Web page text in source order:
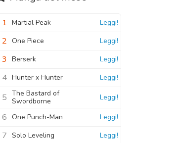
1 Martial Peak Leggi!
2 One Piece Leggi!
3 Berserk Leggi!
4 Hunter x Hunter Leggi!
5 The Bastard of
Swordborne
Leggi!
6 One Punch-Man Leggi!
7 Solo Leveling Leggi!